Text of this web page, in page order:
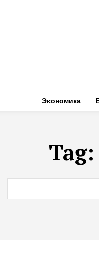
Экономика
Tag: